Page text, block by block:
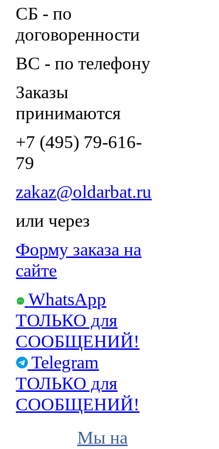
СБ - по
договоренности
ВС - по телефону
Заказы
принимаются
+7 (495) 79-616-
79
zakaz@oldarbat.ru
или через
Форму заказа на
сайте
WhatsApp
ТОЛЬКО для
СООБЩЕНИЙ!
Telegram
ТОЛЬКО для
СООБЩЕНИЙ!
Мы на